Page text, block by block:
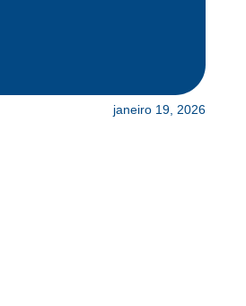
janeiro 19, 2026